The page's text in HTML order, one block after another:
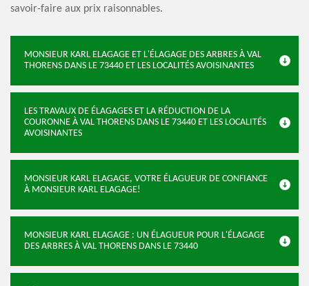
savoir-faire aux prix raisonnables.
MONSIEUR KARL ELAGAGE ET L'ÉLAGAGE DES ARBRES À VAL
THORENS DANS LE 73440 ET LES LOCALITÉS AVOISINANTES
LES TRAVAUX DE ÉLAGAGES ET LA RÉDUCTION DE LA
COURONNE À VAL THORENS DANS LE 73440 ET LES LOCALITÉS
AVOISINANTES
MONSIEUR KARL ELAGAGE, VOTRE ÉLAGUEUR DE CONFIANCE
À MONSIEUR KARL ELAGAGE!
MONSIEUR KARL ELAGAGE : UN ÉLAGUEUR POUR L'ÉLAGAGE
DES ARBRES À VAL THORENS DANS LE 73440